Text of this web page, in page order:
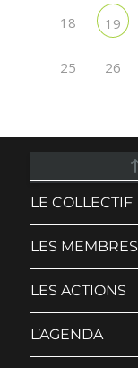
18 19
25 26
LE COLLECTIF
LES MEMBRES
LES ACTIONS
L’AGENDA